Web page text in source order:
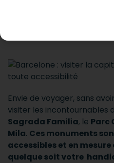
visiter Barcelone en toute
vacances avec votre
Envie de voyager, sans
visiter les incontournables
Sagrada Familia, le Parc
Mila. Ces monuments
accessibles et en
quelque soit votre